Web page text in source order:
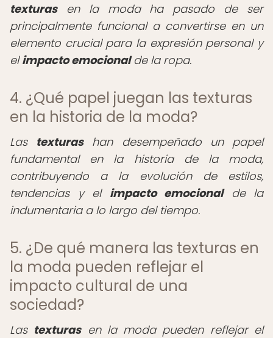
texturasen la moda ha pasado de ser
principalmente funcional a convertirse en un
elemento crucial para la expresión personal y
elimpacto emocionalde la ropa.
4. ¿Qué papel juegan las texturas
en la historia de la moda?
Las texturashan desempeñado un papel
fundamental en la historia de la moda,
contribuyendo a la evolución de estilos,
tendencias y el impacto emocionalde la
indumentaria a lo largo del tiempo.
5. ¿De qué manera las texturas en
la moda pueden reflejar el
impacto cultural de una
sociedad?
Las texturasen la moda pueden reflejar el